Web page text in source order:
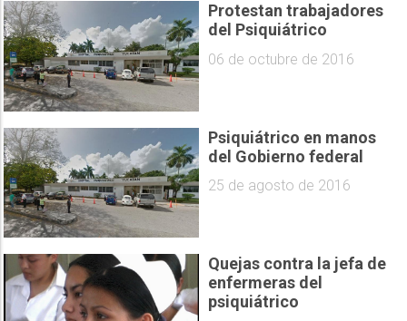
Protestan trabajadores
del Psiquiátrico
06 de octubre de 2016
Psiquiátrico en manos
del Gobierno federal
25 de agosto de 2016
Quejas contra la jefa de
enfermeras del
psiquiátrico